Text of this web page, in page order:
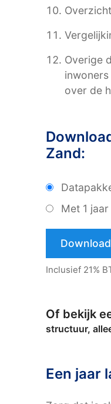
Overige
over de
Zand:
Met 1
Download
Inclusief 21%
Of bekijk
structuur,
Een jaar